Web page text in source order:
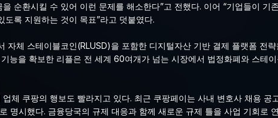
순환시킬 수 있어 이런 문제를 해소한다”고 전했다. 이어 “기업들이 기
록 지원하는 것이 목표”라고 덧붙였다.
자체 스테이블코인(RLUSD)을 포함한 디지털자산 기반 결제 플랫폼 전
능을 확보한 리플은 전 세계 60여개가 넘는 시장에서 법정화폐와 스테
체 쿠팡의 행보도 빨라지고 있다. 최근 쿠팡페이는 사내 변호사 채용 공
명시했다. 금융당국의 규제 대응과 함께 새로운 규제 틀을 사업 기회로